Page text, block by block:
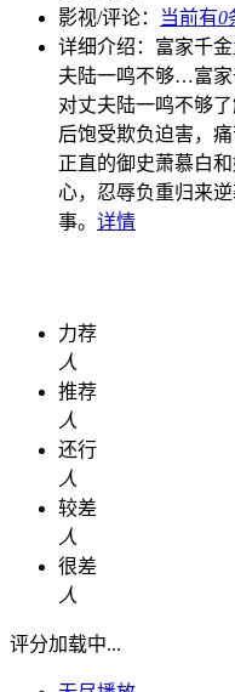
影视/评论：
当前有0
详细介绍： 富家千
夫陆一鸣不够…富
对丈夫陆一鸣不够
后饱受欺负迫害，
正直的御史萧慕白
心，忍辱负重归来
事。 详情
力荐
人
推荐
人
还行
人
较差
人
很差
人
评分加载中...